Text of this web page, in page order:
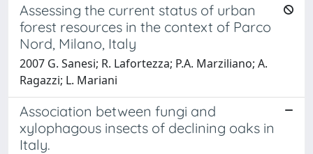
Assessing the current status of urban
forest resources in the context of Parco
Nord, Milano, Italy
2007 G. Sanesi; R. Lafortezza; P.A. Marziliano; A.
Ragazzi; L. Mariani
Association between fungi and
xylophagous insects of declining oaks in
Italy.